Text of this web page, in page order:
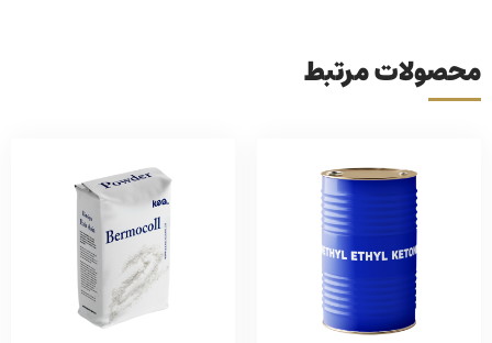
محصولات مرتبط